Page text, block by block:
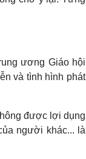
ương Giáo hội
và tình hình phát
được lợi dụng
người khác... là